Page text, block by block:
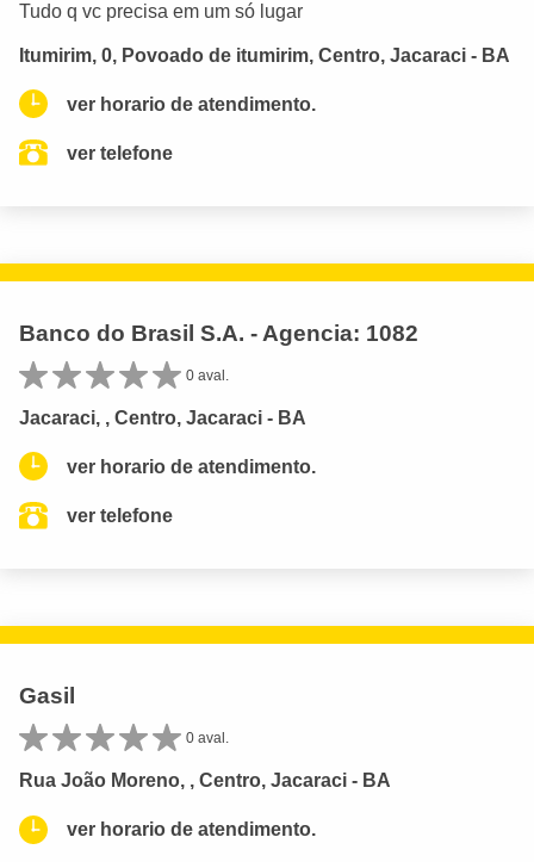
Tudo q vc precisa em um só lugar
Itumirim, 0, Povoado de itumirim, Centro, Jacaraci - BA
ver horario de atendimento.
ver telefone
Banco do Brasil S.A. - Agencia: 1082
0 aval.
Jacaraci, , Centro, Jacaraci - BA
ver horario de atendimento.
ver telefone
Gasil
0 aval.
Rua João Moreno, , Centro, Jacaraci - BA
ver horario de atendimento.